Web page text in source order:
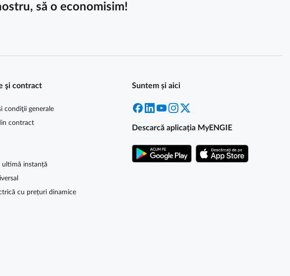
să o economisim!
şi contract
condiţii generale
contract
ultimă instanță
cu prețuri dinamice
Suntem și aici
Facebook
LinkedInYouTubeInstagram
Descarcă aplicația MyENGIE